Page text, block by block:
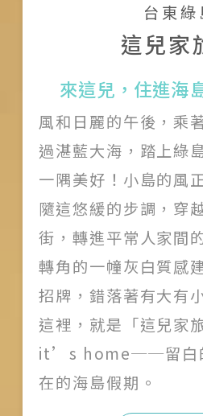
加入我們
服務條款
Like us on Facebook
Follow us on Instagram
台東綠
這兒家
來這兒，住進海
風和日麗的午後，乘
過湛藍大海，踏上綠
一隅美好！小島的風
隨這悠緩的步調，穿
街，轉進平常人家間
轉角的一幢灰白質感
招牌，錯落著有大有
這裡，就是「這兒家
it’s home──留白
在的海島假期。